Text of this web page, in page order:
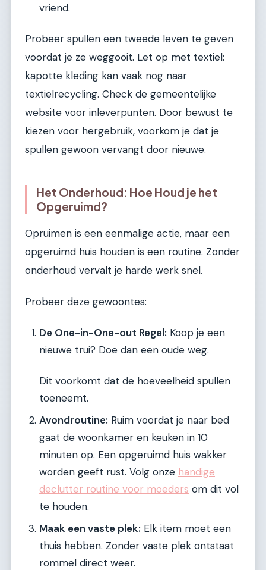
vriend.
Probeer spullen een tweede leven te geven
voordat je ze weggooit. Let op met textiel:
kapotte kleding kan vaak nog naar
textielrecycling. Check de gemeentelijke
website voor inleverpunten. Door bewust te
kiezen voor hergebruik, voorkom je dat je
spullen gewoon vervangt door nieuwe.
Het Onderhoud: Hoe Houd je het
Opgeruimd?
Opruimen is een eenmalige actie, maar een
opgeruimd huis houden is een routine. Zonder
onderhoud vervalt je harde werk snel.
Probeer deze gewoontes:
De One-in-One-out Regel: Koop je een
nieuwe trui? Doe dan een oude weg.
Dit voorkomt dat de hoeveelheid spullen
toeneemt.
Avondroutine: Ruim voordat je naar bed
gaat de woonkamer en keuken in 10
minuten op. Een opgeruimd huis wakker
worden geeft rust. Volg onze handige
declutter routine voor moeders om dit vol
te houden.
Maak een vaste plek: Elk item moet een
thuis hebben. Zonder vaste plek ontstaat
rommel direct weer.